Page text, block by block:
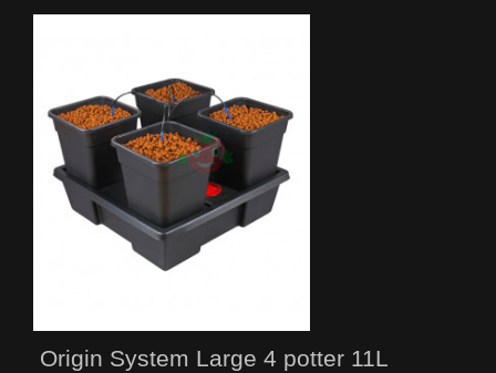
Origin System Large 4 potter 11L